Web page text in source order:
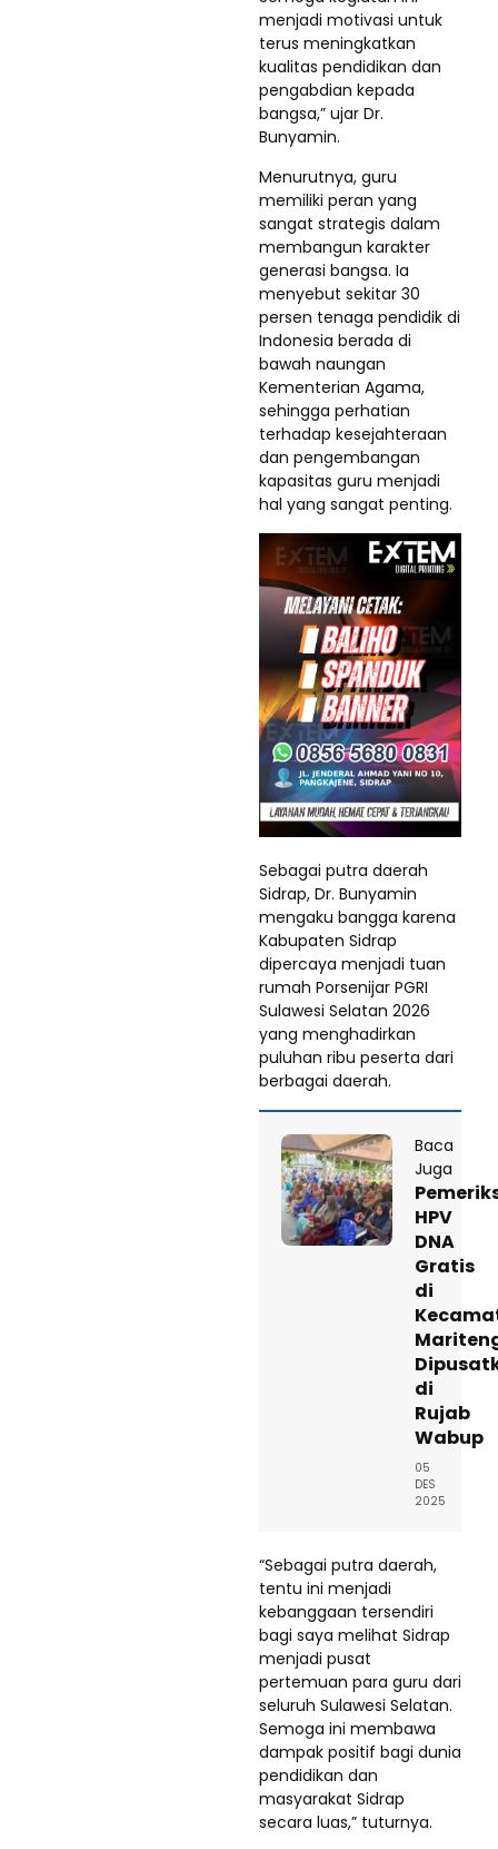
menjadi motivasi untuk
terus meningkatkan
kualitas pendidikan dan
pengabdian kepada
bangsa,” ujar Dr.
Bunyamin.
Menurutnya, guru
memiliki peran yang
sangat strategis dalam
membangun karakter
generasi bangsa. Ia
menyebut sekitar 30
persen tenaga pendidik di
Indonesia berada di
bawah naungan
Kementerian Agama,
sehingga perhatian
terhadap kesejahteraan
dan pengembangan
kapasitas guru menjadi
hal yang sangat penting.
Sebagai putra daerah
Sidrap, Dr. Bunyamin
mengaku bangga karena
Kabupaten Sidrap
dipercaya menjadi tuan
rumah Porsenijar PGRI
Sulawesi Selatan 2026
yang menghadirkan
puluhan ribu peserta dari
berbagai daerah.
Baca
Juga
HPV
DNA
Gratis
di
di
Rujab
Wabup
05
DES
2025
“Sebagai putra daerah,
tentu ini menjadi
kebanggaan tersendiri
bagi saya melihat Sidrap
menjadi pusat
pertemuan para guru dari
seluruh Sulawesi Selatan.
Semoga ini membawa
dampak positif bagi dunia
pendidikan dan
masyarakat Sidrap
secara luas,” tuturnya.